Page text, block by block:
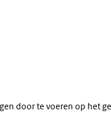
door te voeren op het